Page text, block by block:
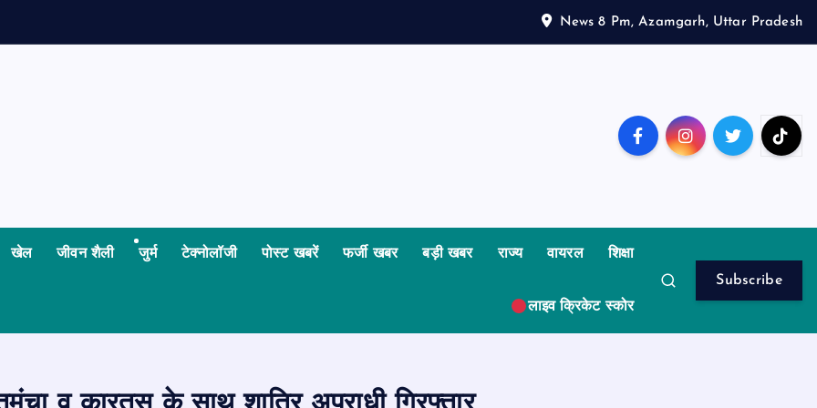
News 8 Pm, Azamgarh, Uttar Pradesh
खेल जीवन शैली जुर्म टेक्नोलॉजी पोस्ट खबरें फर्जी खबर बड़ी खबर राज्य वायरल शिक्षा
लाइव क्रिकेट स्कोर
Subscribe